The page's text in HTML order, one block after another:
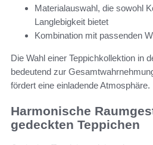
Materialauswahl, die sowohl
Langlebigkeit bietet
Kombination mit passenden
Die Wahl einer Teppichkollektion in
bedeutend zur
fördert eine einladende Atmosphäre.
Harmonische
gedeckten Teppichen